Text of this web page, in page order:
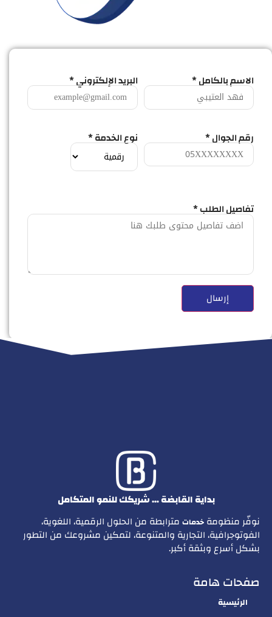
الاسم بالكامل * البريد الإلكتروني *
رقم الجوال * نوع الخدمة *
تفاصيل الطلب *
بداية القابضة … شريكك للنمو المتكامل
نوفّر منظومة خدمات مترابطة من الحلول الرقمية، اللغوية،
الفوتوجرافية، التجارية والمتنوعة، لتمكين مشروعك من التطور
بشكل أسرع وبثقة أكبر.
صفحات هامة
الرئيسية